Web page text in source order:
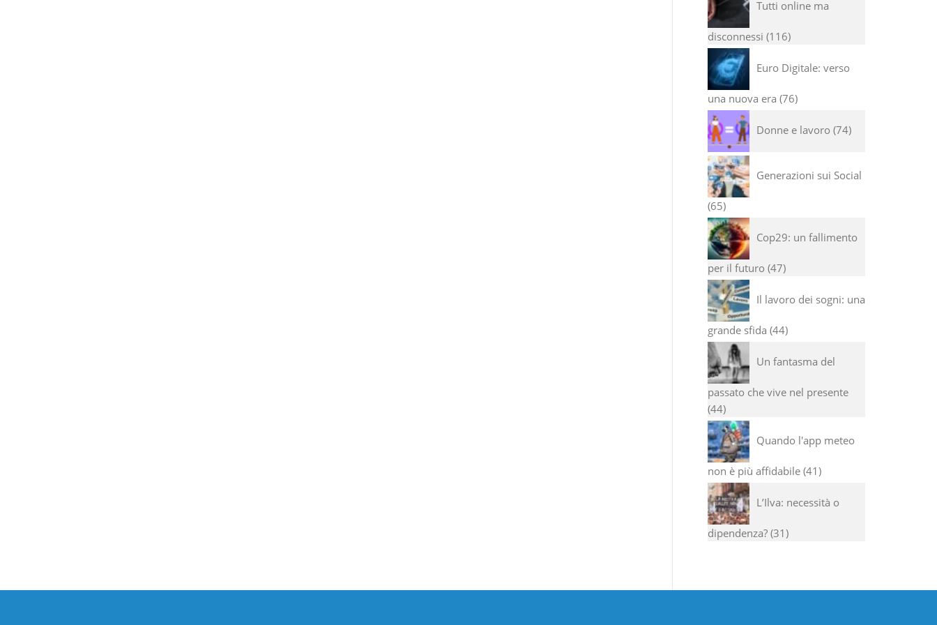
Tutti online ma
disconnessi 116
Euro Digitale: verso
una nuova era 76
Donne e lavoro 74
Generazioni sui Social
65
Cop29: un fallimento
per il futuro 47
Il lavoro dei sogni: una
grande sfida 44
Un fantasma del
passato che vive nel presente
44
Quando l'app meteo
non è più affidabile 41
L’Ilva: necessità o
dipendenza? 31